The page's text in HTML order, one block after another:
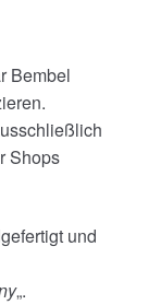
Bembel
Shops
und
„.